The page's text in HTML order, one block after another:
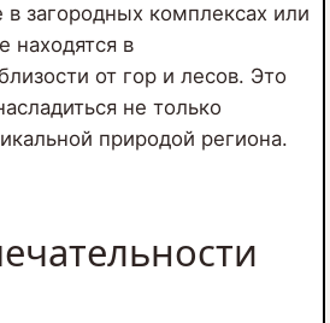
загородных комплексах или
находятся в
от гор и лесов. Это
не только
природой региона.